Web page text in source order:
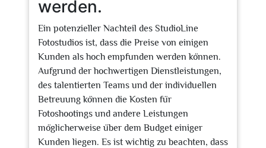
werden.
Ein potenzieller Nachteil des StudioLine
Fotostudios ist, dass die Preise von einigen
Kunden als hoch empfunden werden können.
Aufgrund der hochwertigen Dienstleistungen,
des talentierten Teams und der individuellen
Betreuung können die Kosten für
Fotoshootings und andere Leistungen
möglicherweise über dem Budget einiger
Kunden liegen. Es ist wichtig zu beachten, dass